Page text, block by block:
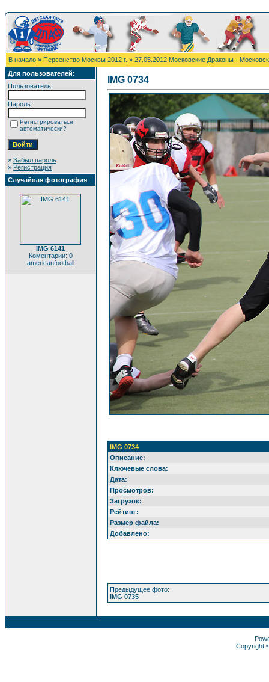
В начало » Первенство Москвы 2012 г. » 27.05.2012 Московские Драконы -
Для пользователей:
Пользователь:
Пароль:
Регистрироваться
автоматически?
» Забыл пароль
» Регистрация
Случайная фотография
IMG 6141
Коментарии: 0
americanfootball
IMG 0734
IMG 0734
Описание:
Ключевые слова:
Дата:
Просмотров:
Загрузок:
Рейтинг:
Размер файла:
Добавлено:
Предыдущее фото:
IMG 0735
Copyright